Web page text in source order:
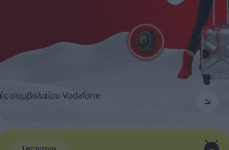
Technology